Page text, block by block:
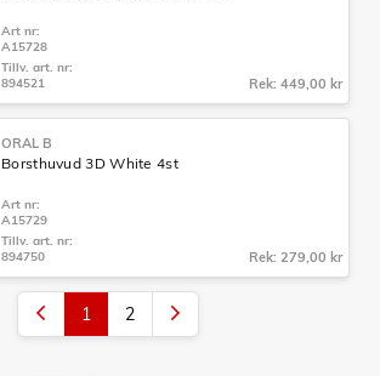
Art nr:
A15728
Tillv. art. nr:
894521
Rek: 449,00 kr
ORAL B
Borsthuvud 3D White 4st
Art nr:
A15729
Tillv. art. nr:
894750
Rek: 279,00 kr
1 2